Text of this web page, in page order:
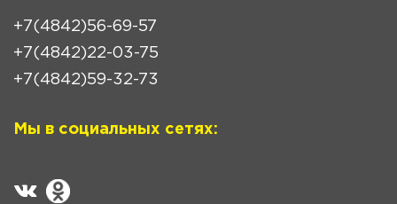
+7(4842)56-69-57
+7(4842)22-03-75
+7(4842)59-32-73
Мы в социальных сетях: